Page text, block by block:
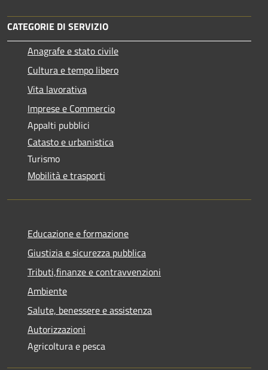
CATEGORIE DI SERVIZIO
Anagrafe e stato civile
Cultura e tempo libero
Vita lavorativa
Imprese e Commercio
Appalti pubblici
Catasto e urbanistica
Turismo
Mobilità e trasporti
Educazione e formazione
Giustizia e sicurezza pubblica
Tributi,finanze e contravvenzioni
Ambiente
Salute, benessere e assistenza
Autorizzazioni
Agricoltura e pesca